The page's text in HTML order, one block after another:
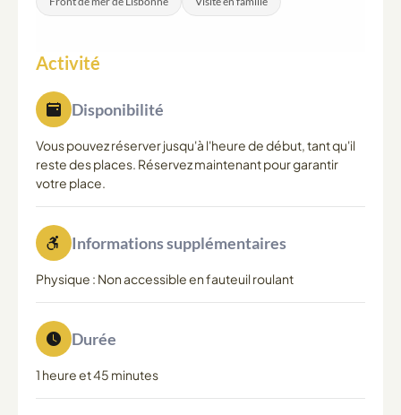
Activité
Disponibilité
Vous pouvez réserver jusqu'à l'heure de début, tant qu'il
reste des places. Réservez maintenant pour garantir
votre place.
Informations supplémentaires
Physique : Non accessible en fauteuil roulant
Durée
1 heure et 45 minutes